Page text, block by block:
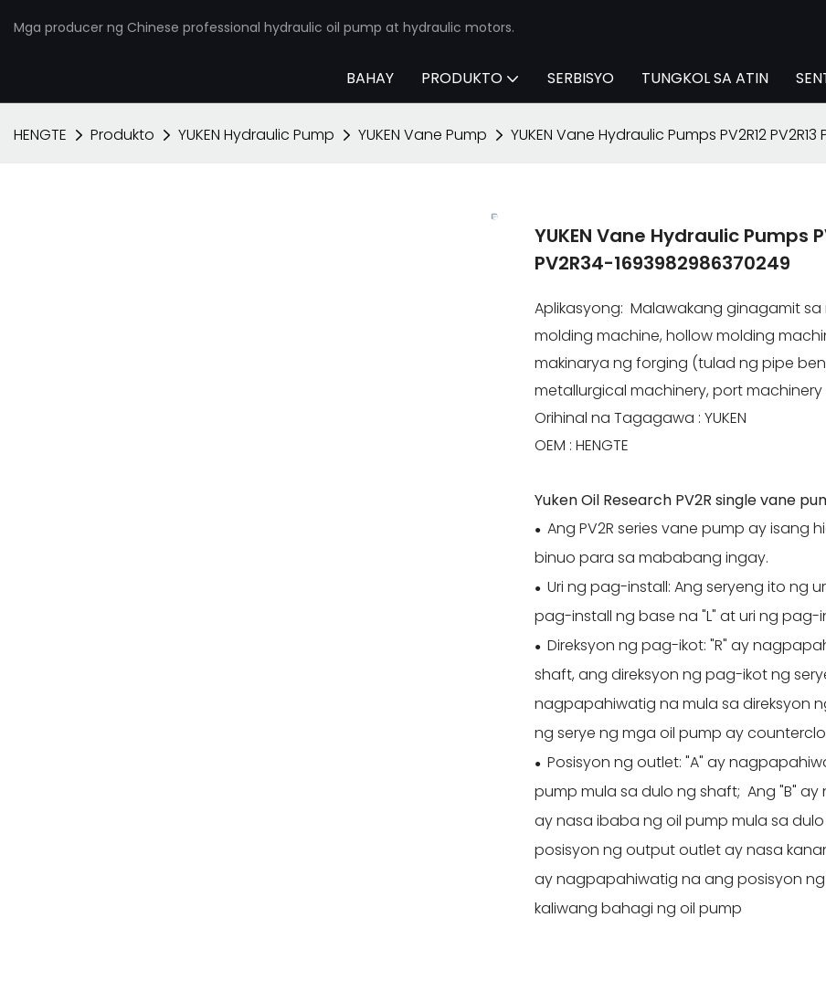
Mga producer ng Chinese professional hydraulic oil pump at hydraulic motors.
BAHAY PRODUKTO SERBISYO TUNGKOL SA ATIN
HENGTE Produkto YUKEN Hydraulic Pump YUKEN Vane Pump YUKEN Vane Hydraulic Pumps PV2R12
YUKEN Vane Hydraulic Pumps
PV2R34-1693982986370249
Aplikasyong: Malawakang ginagamit
molding machine, hollow molding
makinarya ng forging (tulad ng pipe
metallurgical machinery, port
Orihinal na Tagagawa : YUKEN
OEM : HENGTE
Yuken Oil Research PV2R single vane
● Ang PV2R series vane pump ay isang
binuo para sa mababang ingay.
● Uri ng pag-install: Ang seryeng ito ng
pag-install ng base na "L" at uri ng pag-
● Direksyon ng pag-ikot: "R" ay
shaft, ang direksyon ng pag-ikot ng
nagpapahiwatig na mula sa direksyon
ng serye ng mga oil pump ay
● Posisyon ng outlet: "A" ay
pump mula sa dulo ng shaft; Ang "B"
ay nasa ibaba ng oil pump mula sa
posisyon ng output outlet ay nasa
ay nagpapahiwatig na ang posisyon
kaliwang bahagi ng oil pump